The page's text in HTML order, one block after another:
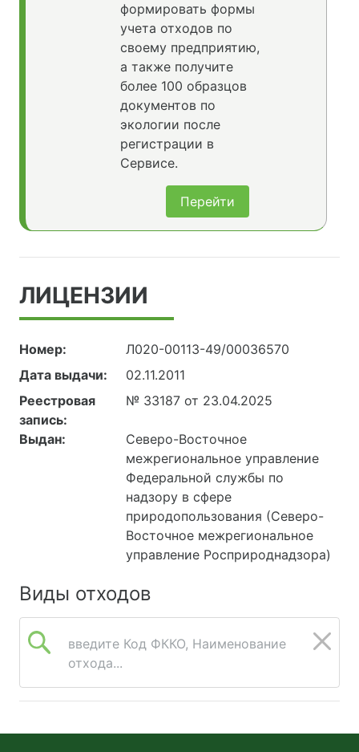
формировать формы
учета отходов по
своему предприятию,
а также получите
более 100 образцов
документов по
экологии после
регистрации в
Сервисе.
Перейти
ЛИЦЕНЗИИ
Номер:
Л020-00113-49/00036570
Дата выдачи:
02.11.2011
Реестровая
запись:
№ 33187 от 23.04.2025
Выдан:
Северо-Восточное
межрегиональное управление
Федеральной службы по
надзору в сфере
природопользования (Северо-
Восточное межрегиональное
управление Росприроднадзора)
Виды отходов
введите Код ФККО, Наименование
отхода...